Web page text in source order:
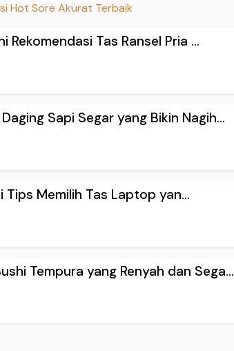
Hot Sore Akurat Terbaik
Rekomendasi Tas Ransel Pria ...
Sapi Segar yang Bikin Nagih...
Tips Memilih Tas Laptop yan...
Tempura yang Renyah dan Sega...